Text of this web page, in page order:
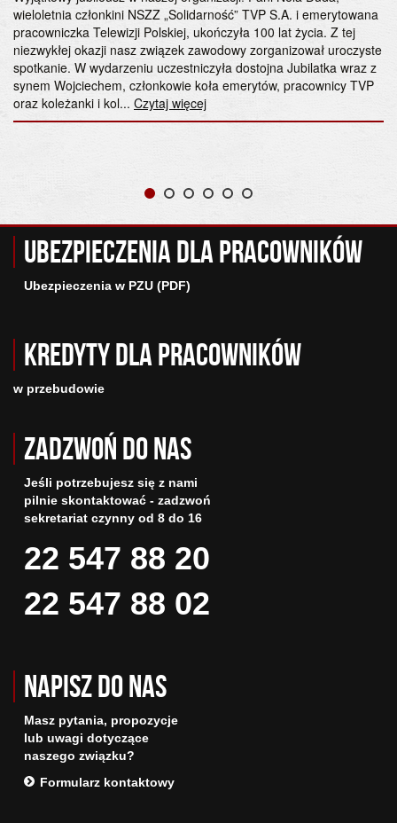
wieloletnia członkini NSZZ „Solidarność” TVP S.A. i emerytowana
pracowniczka Telewizji Polskiej, ukończyła 100 lat życia. Z tej
niezwykłej okazji nasz związek zawodowy zorganizował uroczyste
spotkanie. W wydarzeniu uczestniczyła dostojna Jubilatka wraz z
synem Wojciechem, członkowie koła emerytów, pracownicy TVP
oraz koleżanki i kol... Czytaj więcej
Ubezpieczenia dla pracowników
Ubezpieczenia w PZU (PDF)
Kredyty dla pracowników
w przebudowie
Zadzwoń do nas
Jeśli potrzebujesz się z nami
pilnie skontaktować - zadzwoń
sekretariat czynny od 8 do 16
22 547 88 20
22 547 88 02
Napisz do nas
Masz pytania, propozycje
lub uwagi dotyczące
naszego związku?
Formularz kontaktowy